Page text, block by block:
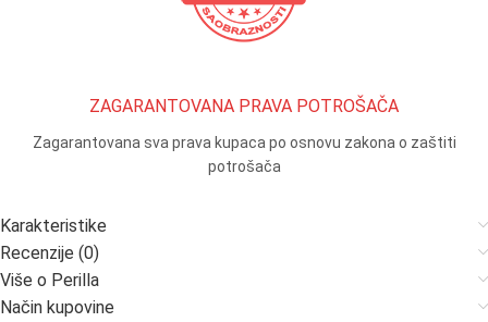
ZAGARANTOVANA PRAVA POTROŠAČA
Zagarantovana sva prava kupaca po osnovu zakona o zaštiti
potrošača
Karakteristike
Recenzije (0)
Više o Perilla
Način kupovine